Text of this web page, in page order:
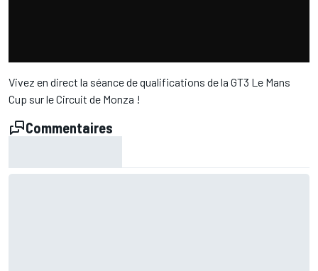
Vivez en direct la séance de qualifications de la GT3 Le Mans
Cup sur le Circuit de Monza !
Commentaires